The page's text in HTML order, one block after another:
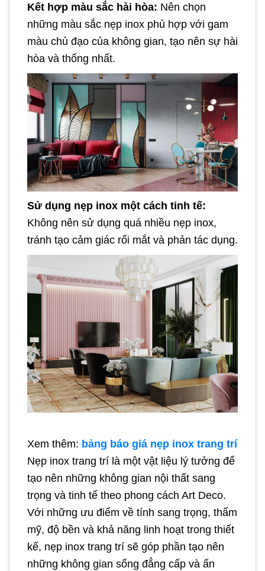
Kết hợp màu sắc hài hòa: Nên chọn
những màu sắc nẹp inox phù hợp với gam
màu chủ đạo của không gian, tạo nên sự hài
hòa và thống nhất.
Sử dụng nẹp inox một cách tinh tế:
Không nên sử dụng quá nhiều nẹp inox,
tránh tạo cảm giác rối mắt và phản tác dụng.
Xem thêm: bảng báo giá nẹp inox trang trí
Nẹp inox trang trí là một vật liệu lý tưởng để
tạo nên những không gian nội thất sang
trọng và tinh tế theo phong cách Art Deco.
Với những ưu điểm về tính sang trọng, thẩm
mỹ, độ bền và khả năng linh hoạt trong thiết
kế, nẹp inox trang trí sẽ góp phần tạo nên
những không gian sống đẳng cấp và ấn